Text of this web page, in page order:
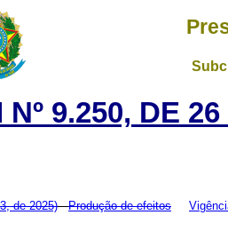
Nº 9.250, DE
de 2025) Produção de efeitos